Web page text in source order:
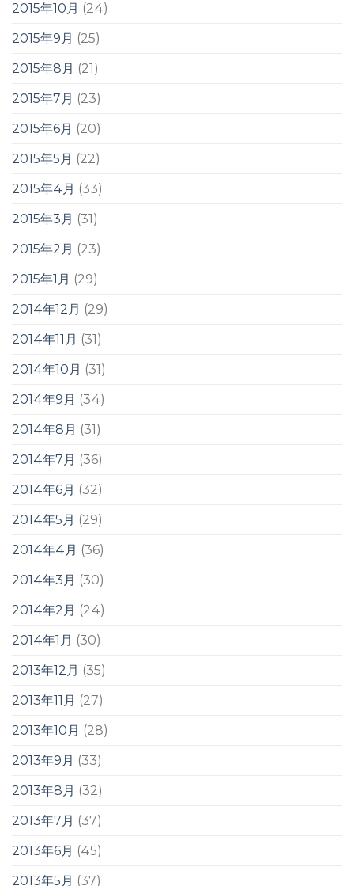
2015年10月 (24)
2015年9月 (25)
2015年8月 (21)
2015年7月 (23)
2015年6月 (20)
2015年5月 (22)
2015年4月 (33)
2015年3月 (31)
2015年2月 (23)
2015年1月 (29)
2014年12月 (29)
2014年11月 (31)
2014年10月 (31)
2014年9月 (34)
2014年8月 (31)
2014年7月 (36)
2014年6月 (32)
2014年5月 (29)
2014年4月 (36)
2014年3月 (30)
2014年2月 (24)
2014年1月 (30)
2013年12月 (35)
2013年11月 (27)
2013年10月 (28)
2013年9月 (33)
2013年8月 (32)
2013年7月 (37)
2013年6月 (45)
2013年5月 (37)